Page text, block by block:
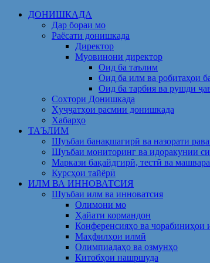
Skip
ДОНИШКАДА
Дар бораи мо
Раёсати донишкада
Директор
Муовинони директор
Оид ба таълим
Оид ба илм ва робитаҳои
Оид ба тарбия ва рушди
Сохтори Донишкада
Ҳуҷҷатҳои расмии донишкада
Хабарҳо
ТАЪЛИМ
Шуъбаи банақшагирӣ ва назорати
Шуъбаи мониторинг ва идоракунии
Маркази бақайдгирӣ, тестӣ ва
Курсҳои тайёрӣ
ИЛМ ВА ИННОВАТСИЯ
Шуъбаи илм ва инноватсия
Олимони мо
Ҳайати кормандон
Конференсияҳо ва чорабиниҳои
Маҳфилҳои илмӣ
Олимпиадаҳо ва озмунҳо
Китобҳои нашршуда